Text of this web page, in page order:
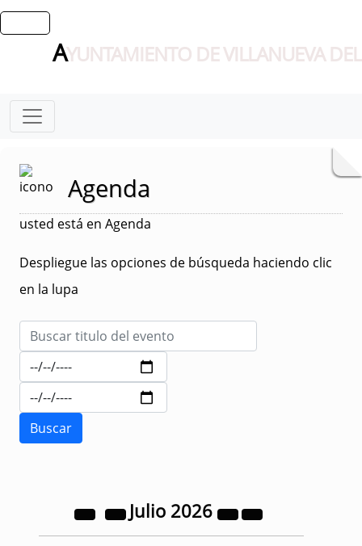
AYUNTAMIENTO DE VILLANUEVA
Agenda
usted está en Agenda
Despliegue las opciones de búsqueda haciendo clic
en la lupa
Julio 2026